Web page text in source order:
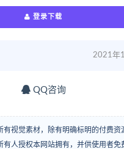
登录下载
2021年
QQ咨询
有视觉素材，除有明确标明的付费资
有人授权本网站拥有，并供使用者免